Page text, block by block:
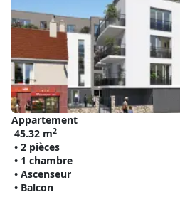
Appartement
45.32 m2
• 2 pièces
• 1 chambre
• Ascenseur
• Balcon